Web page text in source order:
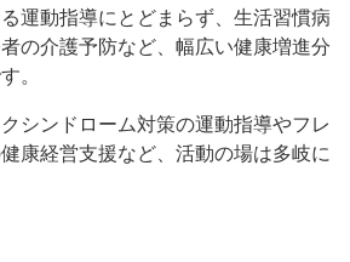
運動指導にとどまらず、生活習慣病
の介護予防など、幅広い健康増進分
。
シンドローム対策の運動指導やフレ
康経営支援など、活動の場は多岐に